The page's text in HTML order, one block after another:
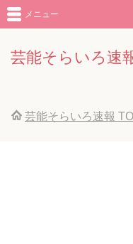
芸能そらいろ速
メニュー
芸能そらいろ速報